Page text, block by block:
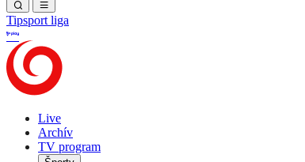
Tipsport liga
Live
Archív
TV program